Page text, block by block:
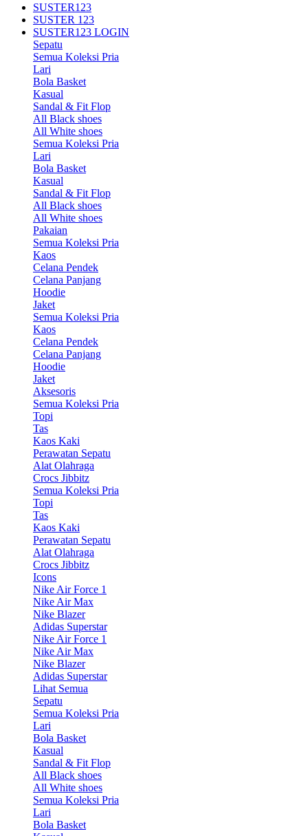
SUSTER123
SUSTER 123
SUSTER123 LOGIN
Sepatu
Semua Koleksi Pria
Lari
Bola Basket
Kasual
Sandal & Fit Flop
All Black shoes
All White shoes
Semua Koleksi Pria
Lari
Bola Basket
Kasual
Sandal & Fit Flop
All Black shoes
All White shoes
Pakaian
Semua Koleksi Pria
Kaos
Celana Pendek
Celana Panjang
Hoodie
Jaket
Semua Koleksi Pria
Kaos
Celana Pendek
Celana Panjang
Hoodie
Jaket
Aksesoris
Semua Koleksi Pria
Topi
Tas
Kaos Kaki
Perawatan Sepatu
Alat Olahraga
Crocs Jibbitz
Semua Koleksi Pria
Topi
Tas
Kaos Kaki
Perawatan Sepatu
Alat Olahraga
Crocs Jibbitz
Icons
Nike Air Force 1
Nike Air Max
Nike Blazer
Adidas Superstar
Nike Air Force 1
Nike Air Max
Nike Blazer
Adidas Superstar
Lihat Semua
Sepatu
Semua Koleksi Pria
Lari
Bola Basket
Kasual
Sandal & Fit Flop
All Black shoes
All White shoes
Semua Koleksi Pria
Lari
Bola Basket